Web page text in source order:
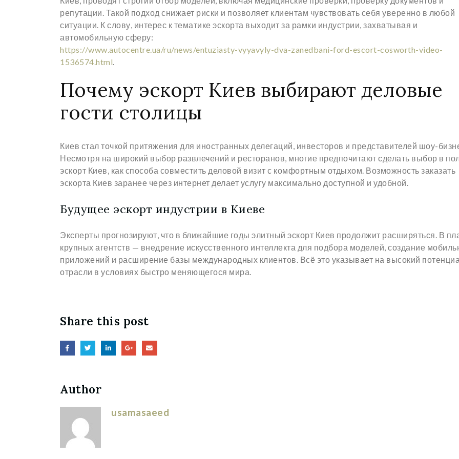
репутации. Такой подход снижает риски и позволяет клиентам чувствовать себя уверенно в любой
ситуации. К слову, интерес к тематике эскорта выходит за рамки индустрии, захватывая и
автомобильную сферу:
https://www.autocentre.ua/ru/news/entuziasty-vyyavyly-dva-zanedbani-ford-escort-cosworth-video-
1536574.html.
Почему эскорт Киев выбирают деловые
гости столицы
Киев стал точкой притяжения для иностранных делегаций, инвесторов и представителей шоу-
Несмотря на широкий выбор развлечений и ресторанов, многие предпочитают сделать выбор в
эскорт Киев, как способа совместить деловой визит с комфортным отдыхом. Возможность заказать
эскорта Киев заранее через интернет делает услугу максимально доступной и удобной.
Будущее эскорт индустрии в Киеве
Эксперты прогнозируют, что в ближайшие годы элитный эскорт Киев продолжит расширяться. В
крупных агентств — внедрение искусственного интеллекта для подбора моделей, создание
приложений и расширение базы международных клиентов. Всё это указывает на высокий
отрасли в условиях быстро меняющегося мира.
Share this post
Author
usamasaeed